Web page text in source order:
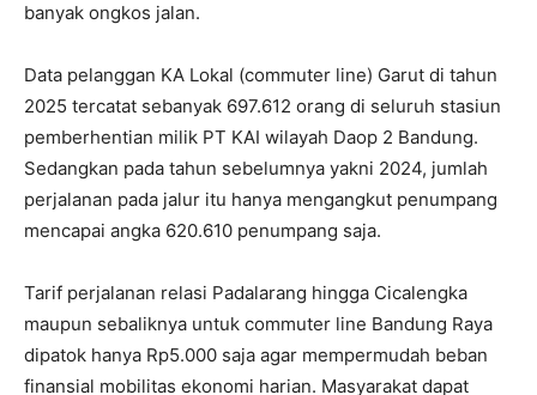
banyak ongkos jalan.
Data pelanggan KA Lokal (commuter line) Garut di tahun
2025 tercatat sebanyak 697.612 orang di seluruh stasiun
pemberhentian milik PT KAI wilayah Daop 2 Bandung.
Sedangkan pada tahun sebelumnya yakni 2024, jumlah
perjalanan pada jalur itu hanya mengangkut penumpang
mencapai angka 620.610 penumpang saja.
Tarif perjalanan relasi Padalarang hingga Cicalengka
maupun sebaliknya untuk commuter line Bandung Raya
dipatok hanya Rp5.000 saja agar mempermudah beban
finansial mobilitas ekonomi harian. Masyarakat dapat